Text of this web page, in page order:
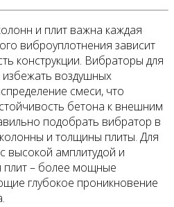
и плит важна каждая
виброуплотнения зависит
конструкции. Вибраторы для
воздушных
смеси, что
бетона к внешним
подобрать вибратор в
и толщины плиты. Для
высокой амплитудой и
плит – более мощные
глубокое проникновение